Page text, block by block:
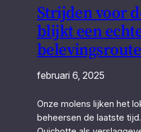
Strijden voor
blijkt een
belevingsroute
februari 6, 2025
Onze molens lijken het
beheersen de laatste